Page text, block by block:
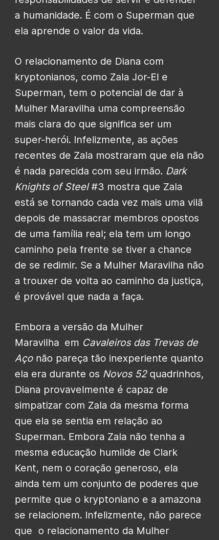
a humanidade. É com o Superman que
ela aprende o valor da vida.
O relacionamento de Diana com
kryptonianos, como Zala Jor-El e
Superman, tem o potencial de dar à
Mulher Maravilha uma compreensão
mais clara do que significa ser um
super-herói. Infelizmente, as ações
recentes de Zala mostraram que ela não
é nada parecida com seu irmão. Dark
Knights of Steel#3 mostra que Zala
está se tornando cada vez mais uma vilã
depois de massacrar membros opostos
de uma família real; ela tem um longo
caminho pela frente se tiver a chance
de se redimir. Se a Mulher Maravilha não
a trouxer de volta ao caminho da justiça,
é provável que nada a faça.
Embora a versão da Mulher
Maravilha em Cavaleiros das Trevas de
Aço não pareça tão inexperiente quanto
ela era durante os Novos 52quadrinhos,
Diana provavelmente é capaz de
simpatizar com Zala da mesma forma
que ela se sentia em relação ao
Superman. Embora Zala não tenha a
mesma educação humilde de Clark
Kent, nem o coração generoso, ela
ainda tem um conjunto de poderes que
permite que o kryptoniano e a amazona
se relacionem. Infelizmente, não parece
que o relacionamento da Mulher